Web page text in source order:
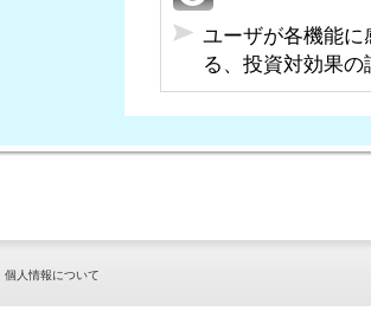
ユーザが各機能
る、投資対効果
個人情報について